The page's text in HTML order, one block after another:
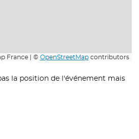
France | © OpenStreetMapcontributors
la position de l'événement mais